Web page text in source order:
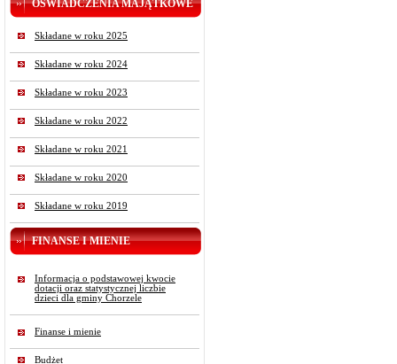
OŚWIADCZENIA MAJĄTKOWE
Składane w roku 2025
Składane w roku 2024
Składane w roku 2023
Składane w roku 2022
Składane w roku 2021
Składane w roku 2020
Składane w roku 2019
FINANSE I MIENIE
Informacja o podstawowej kwocie
dotacji oraz statystycznej liczbie
dzieci dla gminy Chorzele
Finanse i mienie
Budżet